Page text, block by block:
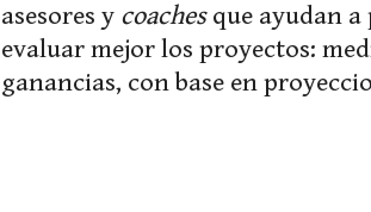
asesores y coachesque ayudan a
evaluar mejor los proyectos:
ganancias, con base en